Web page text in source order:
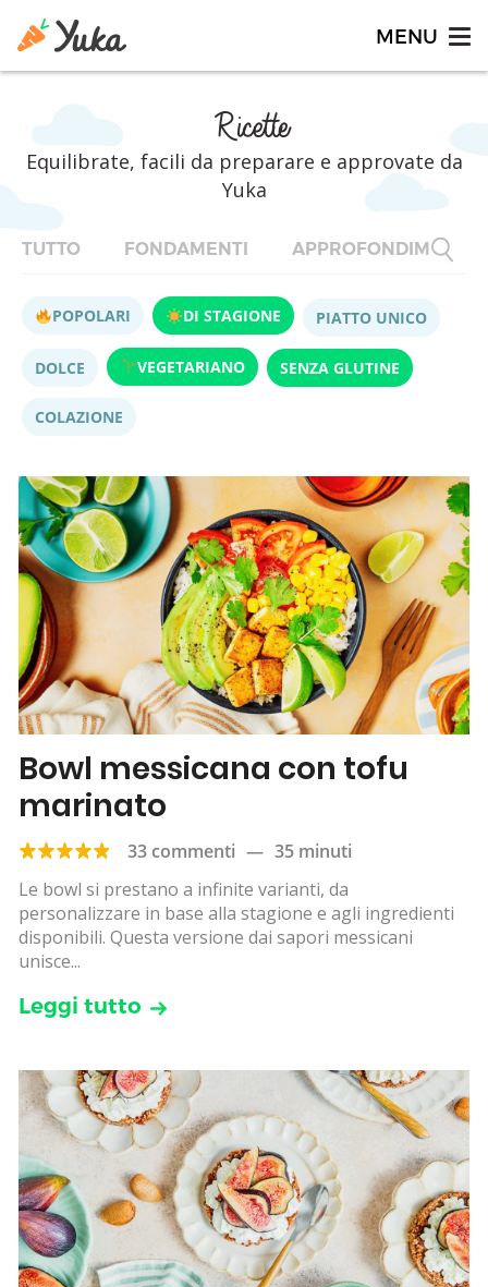
Ricette
Equilibrate, facili da preparare e approvate da
Yuka
TUTTO FONDAMENTI APPROFONDIMENTI
POPOLARI DI STAGIONE PIATTO UNICO
DOLCE VEGETARIANO SENZA GLUTINE
COLAZIONE
Bowl messicana con tofu
marinato
33 commenti — 35 minuti
Le bowl si prestano a infinite varianti, da
personalizzare in base alla stagione e agli ingredienti
disponibili. Questa versione dai sapori messicani
unisce...
Leggi tutto